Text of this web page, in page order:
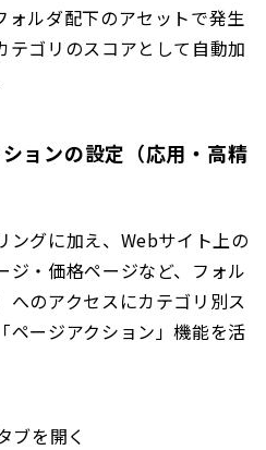
ォルダ配下のアセットで発生
テゴリのスコアとして自動加
ョンの設定（応用・高精
ングに加え、Webサイト上の
ジ・価格ページなど、フォル
へのアクセスにカテゴリ別ス
ページアクション」機能を活
ブを開く